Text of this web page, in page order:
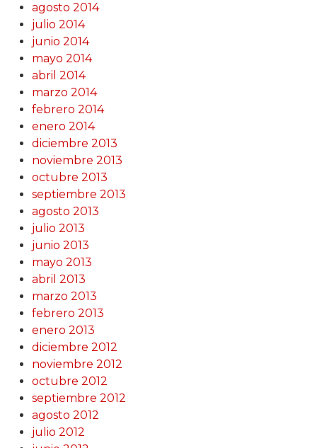
agosto 2014
julio 2014
junio 2014
mayo 2014
abril 2014
marzo 2014
febrero 2014
enero 2014
diciembre 2013
noviembre 2013
octubre 2013
septiembre 2013
agosto 2013
julio 2013
junio 2013
mayo 2013
abril 2013
marzo 2013
febrero 2013
enero 2013
diciembre 2012
noviembre 2012
octubre 2012
septiembre 2012
agosto 2012
julio 2012